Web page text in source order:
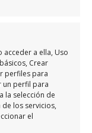
a ella, Uso
Crear
perfiles para
un perfil para
la selección de
los servicios,
el
20:00
20:00